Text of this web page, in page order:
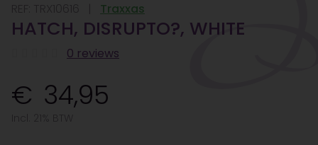
Traxxas
HATCH, DISRUPTO?, WHITE
0 reviews
34,95